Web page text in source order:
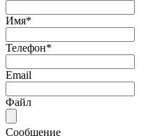
Имя*
Телефон*
Email
Файл
Сообщение